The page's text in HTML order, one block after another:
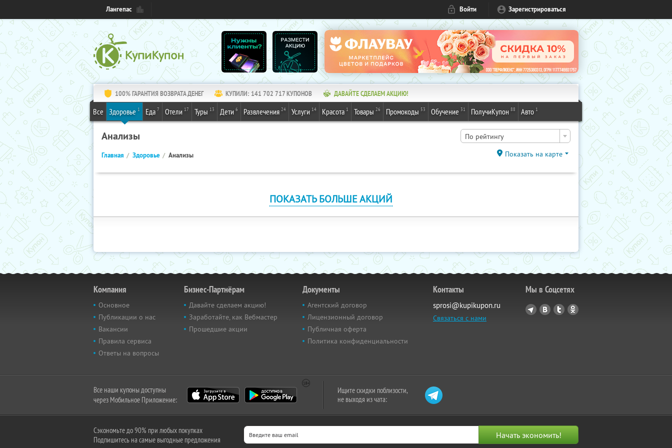
Лангепас Войти Зарегистрироваться
100% ГАРАНТИЯ ВОЗВРАТА ДЕНЕГ КУПИЛИ: 141 702 719КУПОНОВ ДАВАЙТЕ СДЕЛАЕМ АКЦИЮ!
Все Здоровье 1 Еда 7 Отели 17 Туры 13 Дети 6 Развлечения 24 Услуги 14 Красота 1 Товары 26 Промокоды 53 Обучение 31 ПолучиКупон 88 Авто 1
Анализы По рейтингу
Главная Здоровье Анализы Показать на карте
ПОКАЗАТЬ БОЛЬШЕ АКЦИЙ
Компания
Основное
Публикации о нас
Вакансии
Правила сервиса
Ответы на вопросы
Бизнес-Партнёрам
Давайте сделаем акцию!
Заработайте, как Вебмастер
Прошедшие акции
Документы
Агентский договор
Лицензионный договор
Публичная оферта
Политика конфиденциальности
Контакты
sprosi@kupikupon.ru
Связаться с нами
Мы в Соцсетях
Все наши купоны доступны
через Мобильное Приложение:
Ищите скидки поблизости,
не выходя из чата:
Сэкономьте до 90% при любых покупках
Подпишитесь на самые выгодные предложения